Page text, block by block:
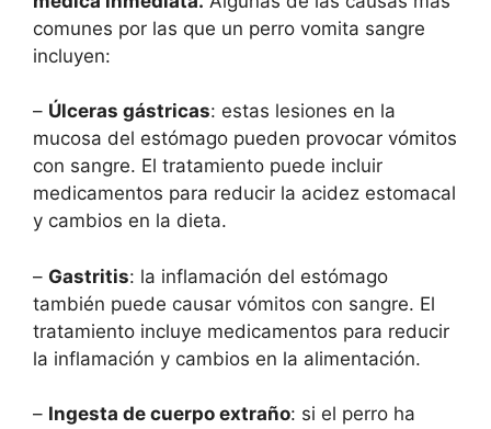
comunes por las que un perro vomita sangre
incluyen:
– Úlceras gástricas: estas lesiones en la
mucosa del estómago pueden provocar vómitos
con sangre. El tratamiento puede incluir
medicamentos para reducir la acidez estomacal
y cambios en la dieta.
– Gastritis: la inflamación del estómago
también puede causar vómitos con sangre. El
tratamiento incluye medicamentos para reducir
la inflamación y cambios en la alimentación.
– Ingesta de cuerpo extraño: si el perro ha